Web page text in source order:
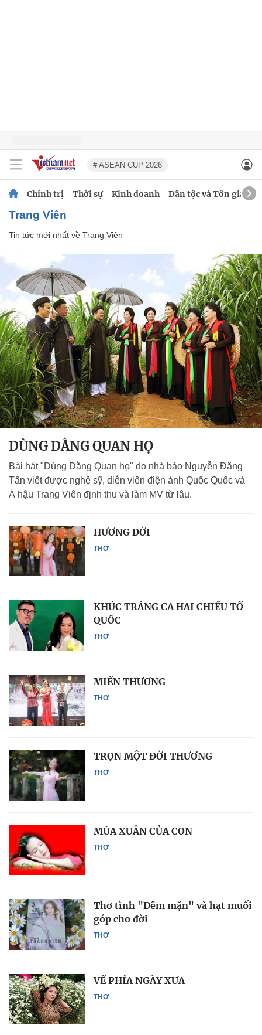
# ASEAN CUP 2026
Chính trị Thời sự Kinh doanh Dân tộc và Tôn giáo
Trang Viên
Tin tức mới nhất về Trang Viên
DÙNG DẰNG QUAN HỌ
Bài hát "Dùng Dằng Quan họ" do nhà báo Nguyễn Đăng
Tấn viết được nghệ sỹ, diễn viên điện ảnh Quốc Quốc và
Á hậu Trang Viên định thu và làm MV từ lâu.
THƠ
HƯƠNG ĐỜI
THƠ
KHÚC TRÁNG CA HAI CHIỀU TỔ
QUỐC
THƠ
MIỀN THƯƠNG
THƠ
TRỌN MỘT ĐỜI THƯƠNG
THƠ
MÙA XUÂN CỦA CON
THƠ
Thơ tình "Đêm mặn" và hạt muối
góp cho đời
THƠ
VỀ PHÍA NGÀY XƯA